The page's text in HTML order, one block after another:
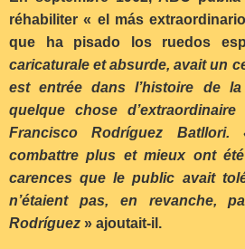
réhabiliter « el más
que ha pisado los ruedos
caricaturale et absurde, avait un
est entrée dans l’histoire de la
quelque chose
Francisco Rodríguez
combattre plus et mieux ont
carences que le public avait
n’étaient pas, en revanche,
Rodríguez » ajoutait-il.